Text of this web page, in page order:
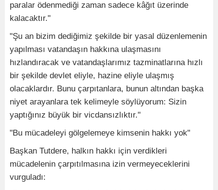
paralar ödenmediği zaman sadece kâğıt üzerinde
kalacaktır."
"Şu an bizim dediğimiz şekilde bir yasal düzenlemenin
yapılması vatandaşın hakkına ulaşmasını
hızlandıracak ve vatandaşlarımız tazminatlarına hızlı
bir şekilde devlet eliyle, hazine eliyle ulaşmış
olacaklardır. Bunu çarpıtanlara, bunun altından başka
niyet arayanlara tek kelimeyle söylüyorum: Sizin
yaptığınız büyük bir vicdansızlıktır."
"Bu mücadeleyi gölgelemeye kimsenin hakkı yok"
Başkan Tutdere, halkın hakkı için verdikleri
mücadelenin çarpıtılmasına izin vermeyeceklerini
vurguladı: